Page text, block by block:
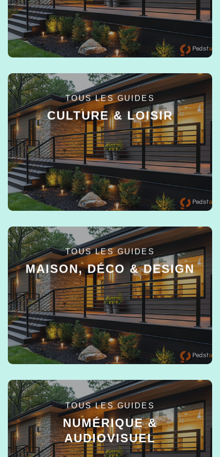
TOUS LES GUIDES
CULTURE & LOISIR
EN SAVOIR +
TOUS LES GUIDES
MAISON, DÉCO & DESIGN
EN SAVOIR +
TOUS LES GUIDES
NUMÉRIQUE &
AUDIOVISUEL
EN SAVOIR +